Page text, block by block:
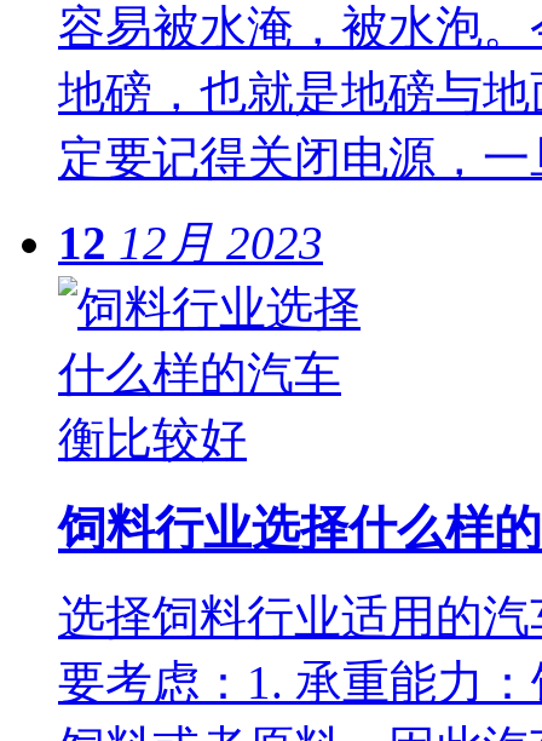
容易被水淹，被水泡
地磅，也就是地磅与
定要记得关闭电源，
12 12月 2023
饲料行业选择什么样
选择饲料行业适用的
要考虑：1. 承重能力